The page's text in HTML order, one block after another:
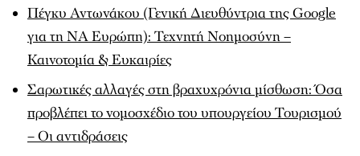
Πέγκυ Αντωνάκου (Γενική Διευθύντρια της Google
για τη ΝΑ Ευρώπη): Τεχνητή Νοημοσύνη –
Καινοτομία & Ευκαιρίες
Σαρωτικές αλλαγές στη βραχυχρόνια μίσθωση: Όσα
προβλέπει το νομοσχέδιο του υπουργείου Τουρισμού
– Οι αντιδράσεις